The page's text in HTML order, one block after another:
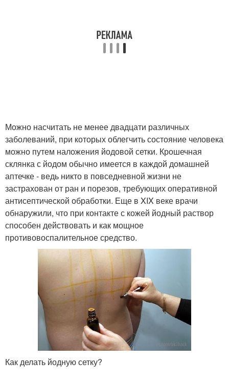
Можно насчитать не менее двадцати различных
заболеваний, при которых облегчить состояние человека
можно путем наложения йодовой сетки. Крошечная
склянка с йодом обычно имеется в каждой домашней
аптечке - ведь никто в повседневной жизни не
застрахован от ран и порезов, требующих оперативной
антисептической обработки. Еще в XIX веке врачи
обнаружили, что при контакте с кожей йодный раствор
способен действовать и как мощное
противовоспалительное средство.
Как делать йодную сетку?